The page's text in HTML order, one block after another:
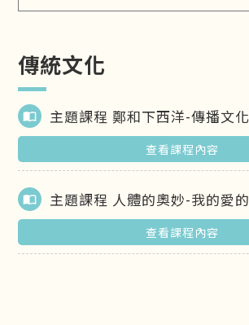
傳統文化
import_contacts 主題課程 鄭和下西洋-傳播文
查看課程內容
import_contacts 主題課程 人體的奧妙-我的愛
查看課程內容